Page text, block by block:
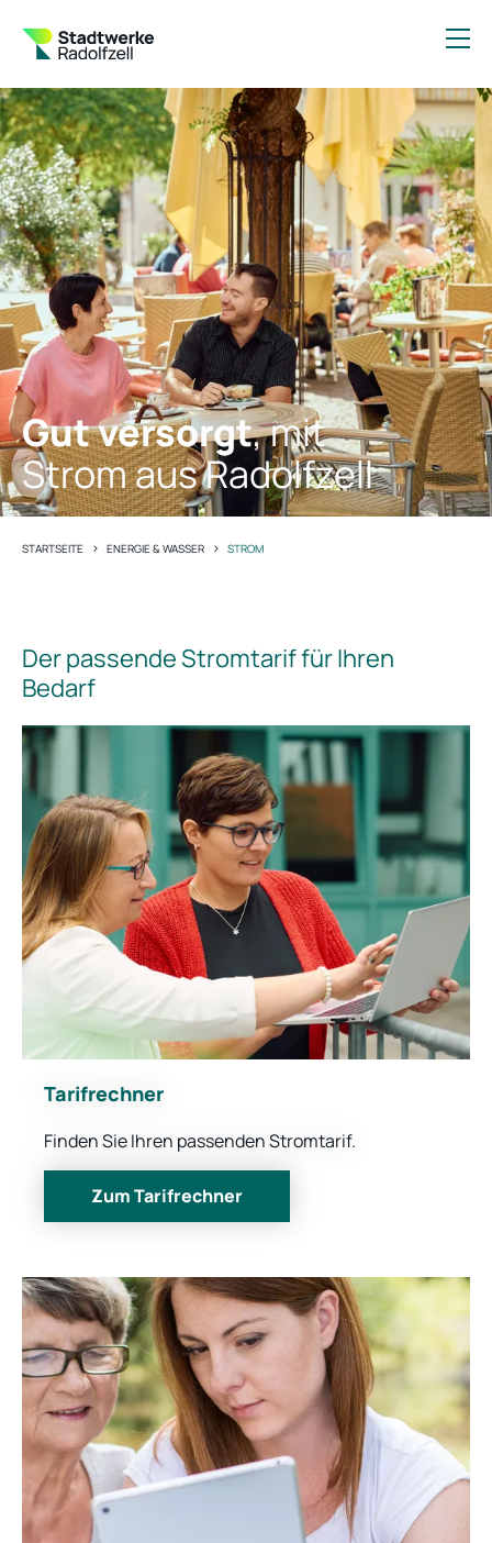
Gut versorgt, mit
Strom aus Radolfzell
STARTSEITE > ENERGIE & WASSER > STROM
Der passende Stromtarif für Ihren
Bedarf
Tarifrechner
Finden Sie Ihren passenden Stromtarif.
Zum Tarifrechner